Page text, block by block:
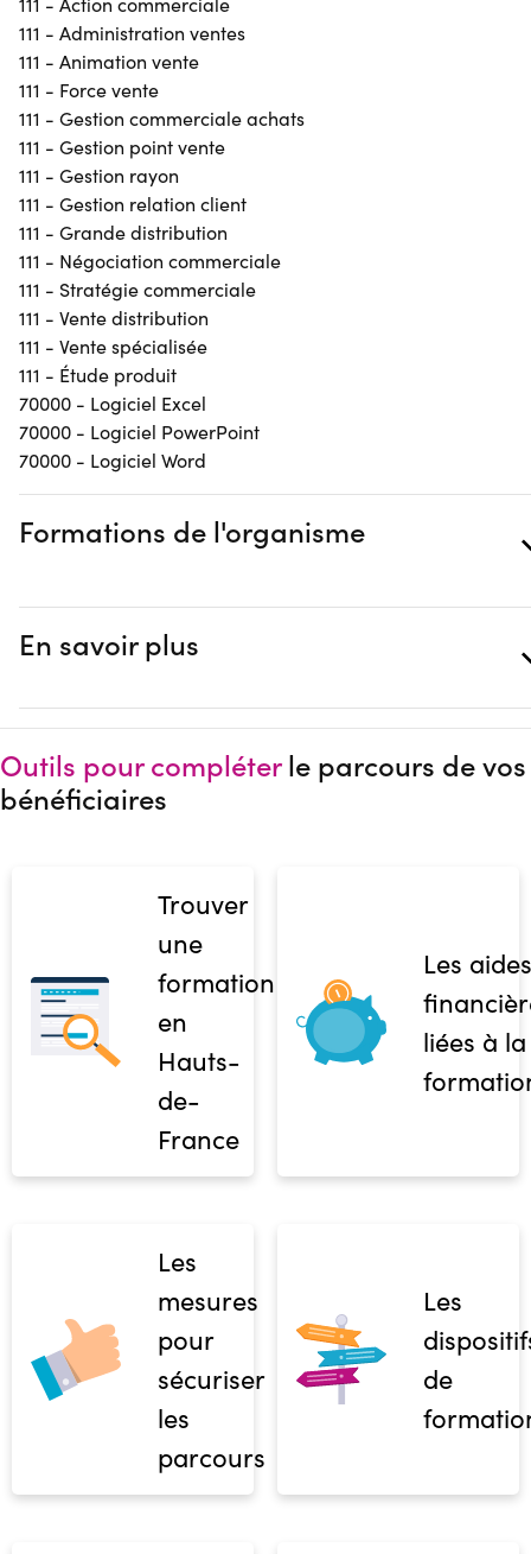
111 - Administration ventes
111 - Animation vente
111 - Force vente
111 - Gestion commerciale achats
111 - Gestion point vente
111 - Gestion rayon
111 - Gestion relation client
111 - Grande distribution
111 - Négociation commerciale
111 - Stratégie commerciale
111 - Vente distribution
111 - Vente spécialisée
111 - Étude produit
70000 - Logiciel Excel
70000 - Logiciel PowerPoint
70000 - Logiciel Word
Formations de l'organisme
En savoir plus
Outils pour compléterle parcours de vos
bénéficiaires
Trouver
une
formation
en
Hauts-
de-
France
Les aides
liées à la
Les
mesures
pour
sécuriser
les
parcours
Les
de